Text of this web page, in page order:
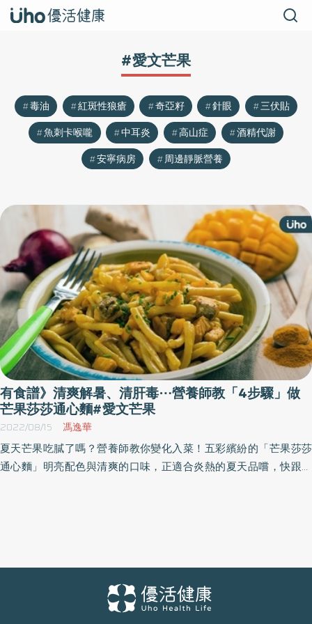
#愛文芒果
毒油 紅斑性狼瘡 奇亞籽 針眼
三伏貼
魚刺卡喉嚨
中耳炎 高山症
酒精代謝
安寧病房
周邊靜脈營養
有食譜》清爽解暑、清肝毒⋯營養師教「4步驟」做
芒果莎莎通心麵#愛文芒果
2022/08/15 馮逸華
夏天芒果吃膩了嗎？營養師教你變化入菜！五彩繽紛的「芒果莎莎
通心麵」明亮配色與清爽的口味，正適合炎熱的夏天品嚐，快跟著